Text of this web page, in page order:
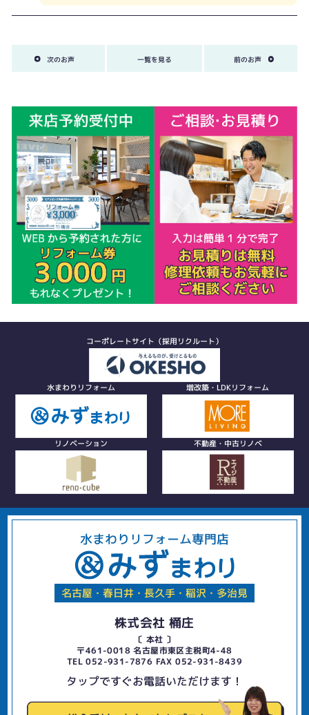
次のお声 一覧を見る 前のお声
コーポレートサイト（採用リクルート）
水まわりリフォーム 増改築・LDKリフォーム
リノベーション 不動産・中古リノベ
水まわりリフォーム専門店
名古屋・春日井・長久手・稲沢・多治見
株式会社 桶庄
〔 本社 〕
〒461-0018 名古屋市東区主税町4-48
TEL 052-931-7876 FAX 052-931-8439
タップですぐお電話いただけます！